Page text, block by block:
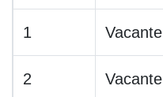
1 Vacante
2 Vacante